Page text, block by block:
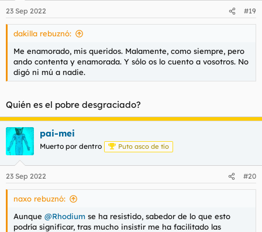
e
s
23 Sep 2022 #19
dakilla rebuznó:
Me enamorado, mis queridos. Malamente, como siempre, pero
ando contenta y enamorada. Y sólo os lo cuento a vosotros. No
digó ni mú a nadie.
Quién es el pobre desgraciado?
pai-mei
Muerto por dentro Puto asco de tío
23 Sep 2022 #20
naxo rebuznó:
Aunque @Rhodium se ha resistido, sabedor de lo que esto
podría significar, tras mucho insistir me ha facilitado las